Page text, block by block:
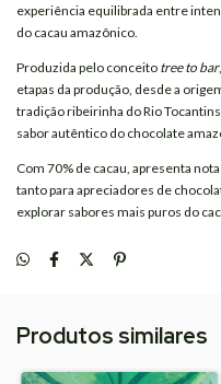
experiência equilibrada entre
do cacau amazônico.
Produzida pelo conceito tree to bar
etapas da produção, desde a
tradição ribeirinha do Rio
sabor autêntico do chocolate
Com 70% de cacau, apresenta
tanto para apreciadores de
explorar sabores mais puros do
Produtos similares